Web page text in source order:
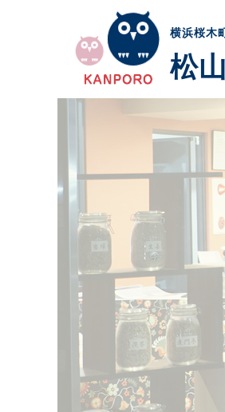
横浜桜木
松